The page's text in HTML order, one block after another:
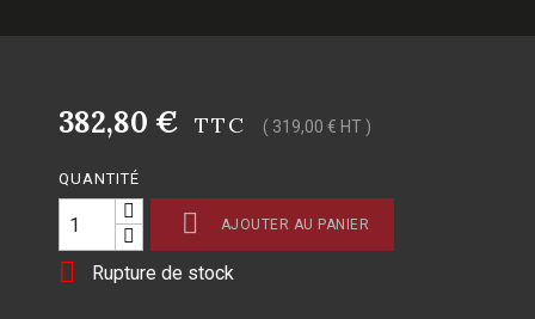
382,80 € TTC ( 319,00 € HT )
QUANTITÉ
 AJOUTER AU PANIER
 Rupture de stock